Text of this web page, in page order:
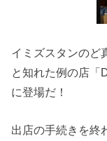
イミズスタンのど
と知れた例の店「
に登場だ！
出店の手続きを終